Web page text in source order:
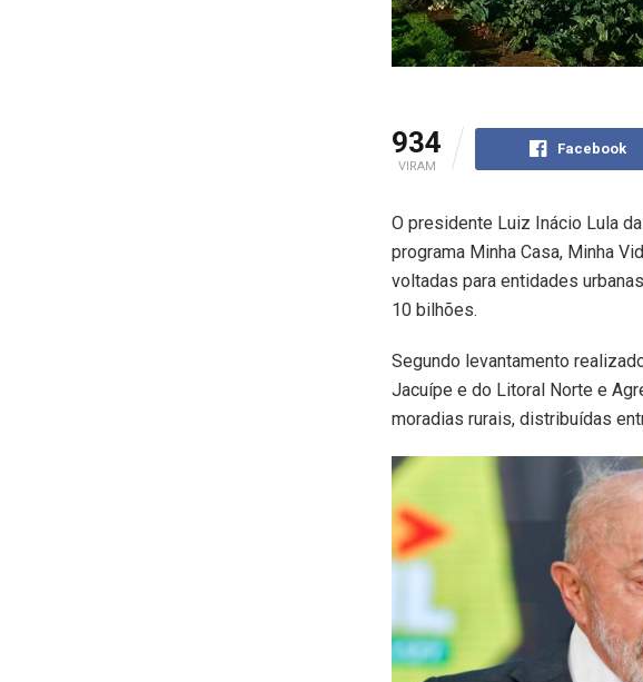
934
VIRAM
Facebook
O presidente Luiz Inácio Lula
programa Minha Casa, Minha
voltadas para entidades
10 bilhões.
Segundo levantamento
Jacuípe e do Litoral Norte e
moradias rurais, distribuídas